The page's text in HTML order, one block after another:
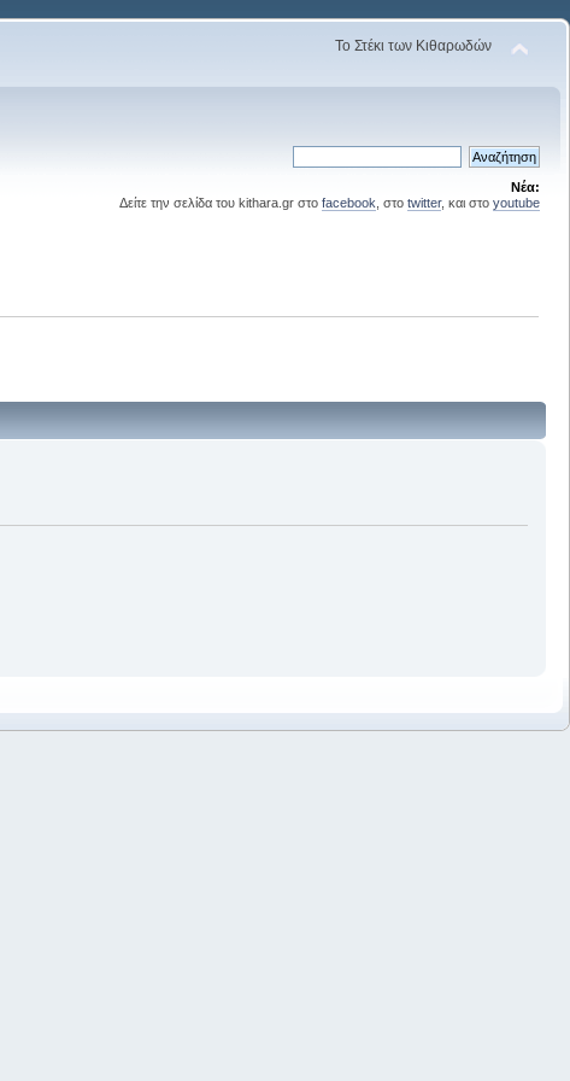
Το Στέκι των Κιθαρωδών
Νέα:
Δείτε την σελίδα του kithara.gr στο facebook , στο twitter, και στο youtube